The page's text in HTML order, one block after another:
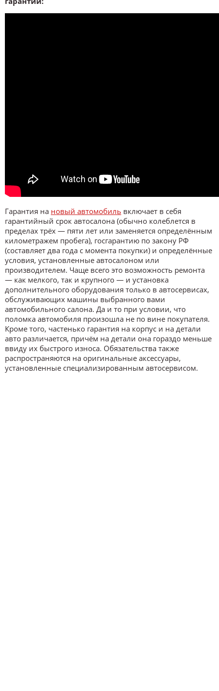
Гарантия на новый автомобиль включает в себя
гарантийный срок автосалона (обычно колеблется в
пределах трёх — пяти лет или заменяется определённым
километражем пробега), госгарантию по закону РФ
(составляет два года с момента покупки) и определённые
условия, установленные автосалоном или
производителем. Чаще всего это возможность ремонта
— как мелкого, так и крупного — и установка
дополнительного оборудования только в автосервисах,
обслуживающих машины выбранного вами
автомобильного салона. Да и то при условии, что
поломка автомобиля произошла не по вине покупателя.
Кроме того, частенько гарантия на корпус и на детали
авто различается, причём на детали она гораздо меньше
ввиду их быстрого износа. Обязательства также
распространяются на оригинальные аксессуары,
установленные специализированным автосервисом.